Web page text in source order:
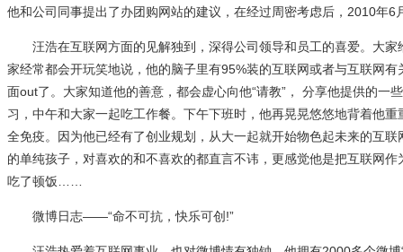
他和公司同事提出了办团购网站的建议，在经过周密考虑后，2010
汪浩在互联网方面的见解独到，深得公司领导和员工的喜爱。大家
家经常都会开玩笑地说，他的脑子里有95%装的互联网或者与互联网
面out了。大家知道他的善意，都会虚心向他“请教”， 分享他提供的
习，中午和大家一起吃工作餐。下午下班时，他再晃晃悠悠地背着他
全免疫。因为他已经有了创业规划，从大一起就开始物色起未来的互
的单纯孩子，对喜欢的和不喜欢的都直言不讳，更感觉他是把互联网
吃了顿饭……
微博日志——“命不可抗，快乐可创!”